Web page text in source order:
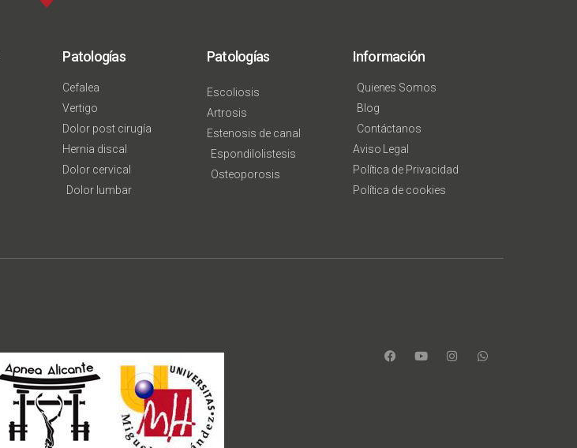
Patologías
Cefalea
Vertigo
Dolor post cirugía
Hernia discal
Dolor cervical
Dolor lumbar
Patologías
Escoliosis
Artrosis
Estenosis de canal
Espondilolistesis
Osteoporosis
Información
Quienes Somos
Blog
Contáctanos
Aviso Legal
Política de Privacidad
Política de cookies